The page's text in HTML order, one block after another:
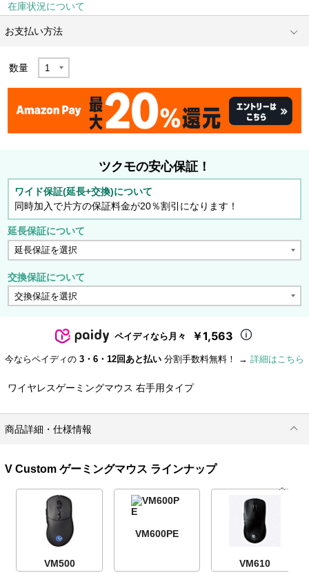
在庫状況について
お支払い方法
数量
ツクモの安心保証！
ワイド保証(延長+交換)について
同時加入で片方の保証料金が20％割引になります！
延長保証について
交換保証について
ペイディなら月々 ￥1,563
今ならペイディの 3・6・12回あと払い 分割手数料無料！ → 詳細はこちら
ワイヤレスゲーミングマウス 右手用タイプ
商品詳細・仕様情報
V Custom ゲーミングマウス ラインナップ
VM500
VM600PE
VM610